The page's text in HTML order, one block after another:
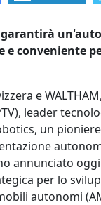
conveniente
e
leader
un
annunciato
per lo
autonomi